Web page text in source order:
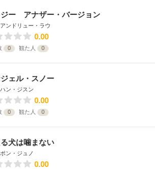
ー アナザー・バージョン
アンドリュー・ラウ
0.00
0 観た人 0
ェル・スノー
ハン・ジスン
0.00
0 観た人 0
犬は噛まない
ポン・ジュノ
0.00